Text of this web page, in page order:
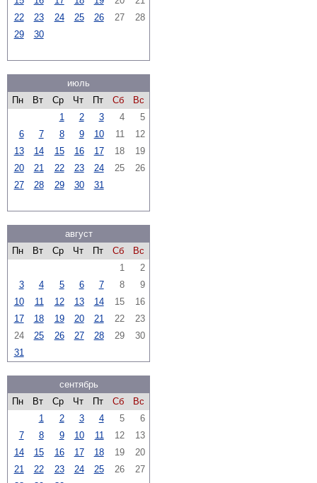
22
23 24 25 26 27
28
29
30
июль
Пн
Вт Ср Чт Пт Сб
Вс
1
2 3 4
5
6
7 8 9 10 11
12
13
14 15 16 17 18
19
20
21 22 23 24 25
26
27
28 29 30 31
август
Пн
Вт Ср Чт Пт Сб
Вс
1
2
3
4 5 6 7 8
9
10
11 12 13 14 15
16
17
18 19 20 21 22
23
24
25 26 27 28 29
30
31
сентябрь
Пн
Вт Ср Чт Пт Сб
Вс
1
2 3 4 5
6
7
8 9 10 11 12
13
14
15 16 17 18 19
20
21
22 23 24 25 26
27